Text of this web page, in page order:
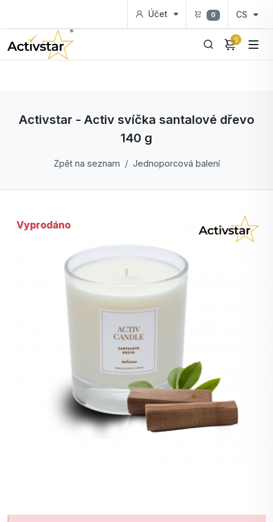
Účet 0 CS
0
Activstar - Activ svíčka santalové dřevo
140 g
Zpět na seznam Jednoporcová balení
Vyprodáno